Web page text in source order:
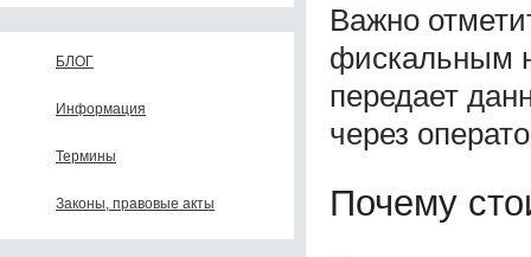
БЛОГ
Информация
Термины
Законы, правовые акты
Важно
фискальным
передает
через
Почему